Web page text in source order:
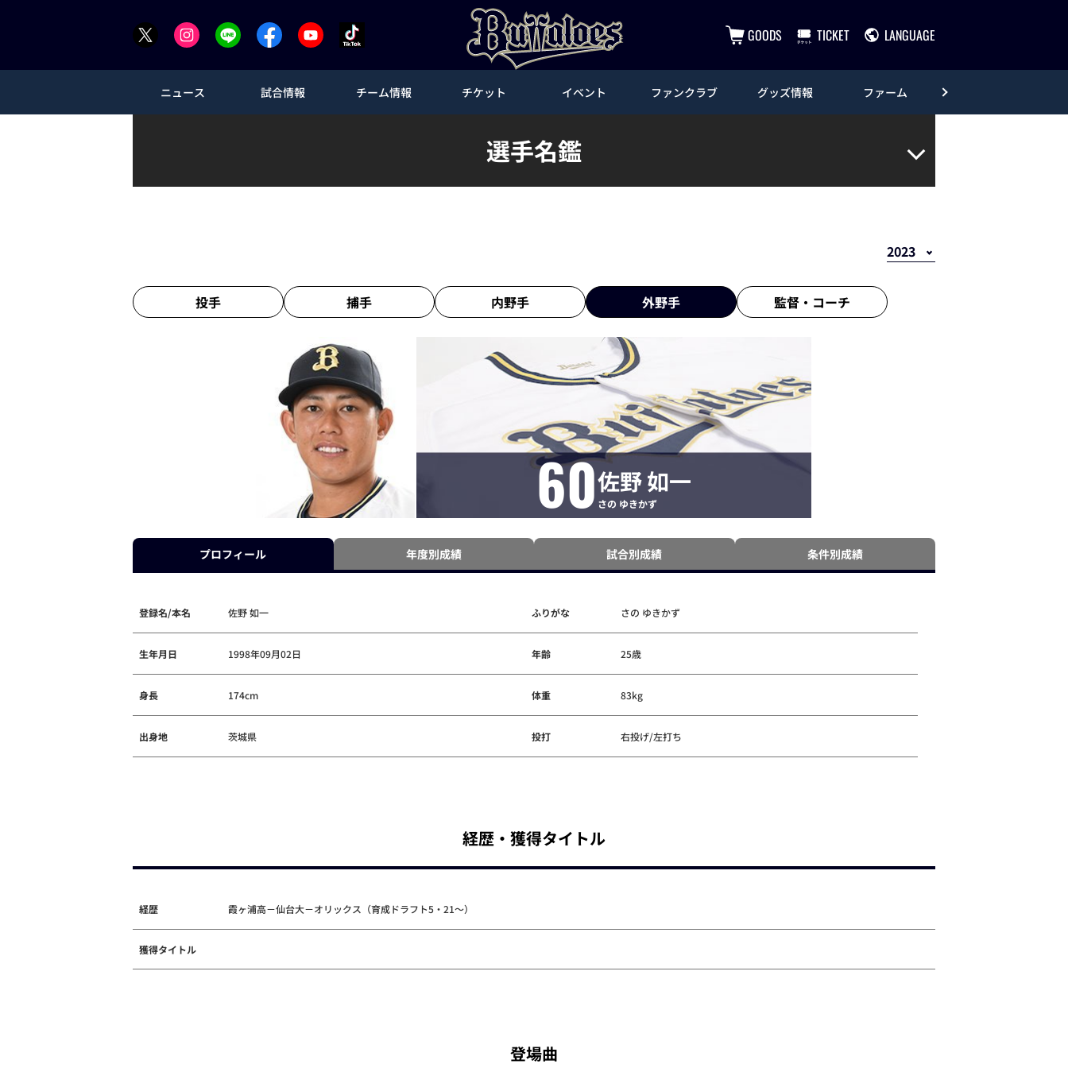
GOODS TICKET LANGUAGE
ニュース 試合情報 チーム情報 チケット イベント ファンクラブ グッズ情報 ファーム
選手名鑑
投手 捕手 内野手 外野手 監督・ コーチ
60佐野 如一
さの ゆきかず
プロフィール 年度別成績 試合別成績 条件別成績
登録名/本名 佐野 如一 ふりがな さの ゆきかず
生年月日 1998年09月02日 年齢 25歳
身長 174cm 体重 83kg
出身地 茨城県 投打 右投げ/左打ち
経歴・獲得タイトル
経歴 霞ヶ浦高－仙台大－オリックス（育成ドラフト5・21～）
獲得タイトル
登場曲